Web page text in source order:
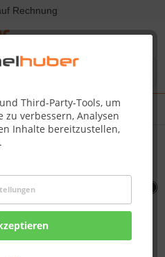
Rechnung
Third-Party-Tools, um
zu verbessern, Analysen
Inhalte bereitzustellen,
P450 P5 00 PT750